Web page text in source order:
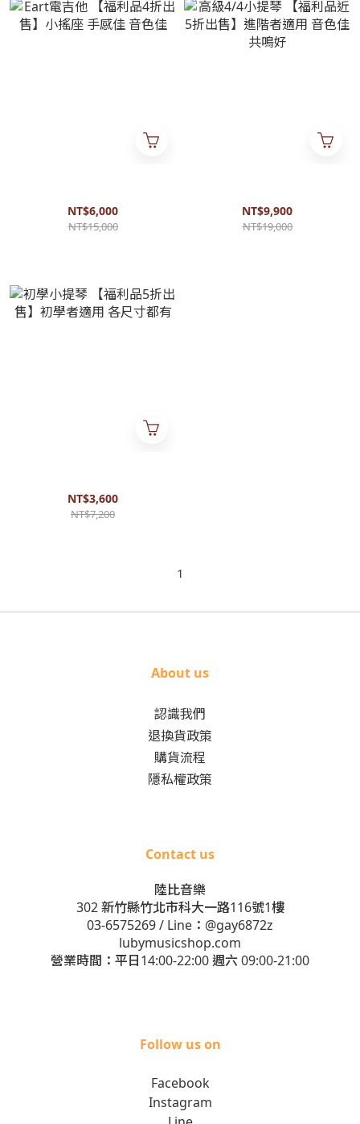
NT$6,000
NT$15,000
好
NT$9,900
NT$19,000
NT$3,600
NT$7,200
1
About us
認識我們
退換貨政策
購貨流程
隱私權政策
Contact us
陸比音樂
302 新竹縣竹北市科大一路116號1樓
03-6575269/ Line： @gay6872z
lubymusicshop.com
營業時間：平日14:00-22:00 週六 09:00-21:00
Follow us on
Facebook
Instagram